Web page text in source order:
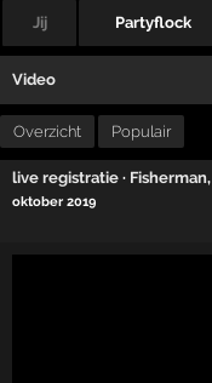
Jij Partyflock
Video
Overzicht Populair
live registratie · Fisherman,
oktober 2019